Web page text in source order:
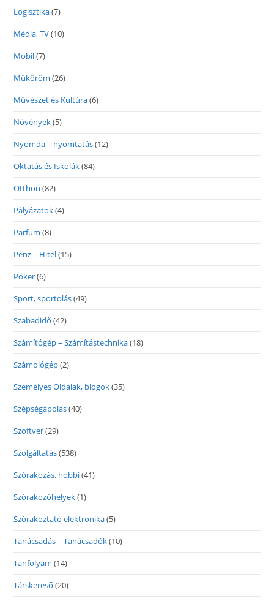
Logisztika(7)
Média, TV(10)
Mobil(7)
Műköröm (26)
Művészet és Kultúra(6)
Növények(5)
Nyomda – nyomtatás(12)
Oktatás és Iskolák(84)
Otthon (82)
Pályázatok(4)
Parfüm (8)
Pénz – Hitel(15)
Póker(6)
Sport, sportolás(49)
Szabadidő (42)
Számítógép – Számítástechnika(18)
Számológép(2)
Személyes Oldalak, blogok(35)
Szépségápolás(40)
Szoftver(29)
Szolgáltatás(538)
Szórakozás, hobbi(41)
Szórakozóhelyek(1)
Szórakoztató elektronika(5)
Tanácsadás – Tanácsadók(10)
Tanfolyam (14)
Társkereső (20)